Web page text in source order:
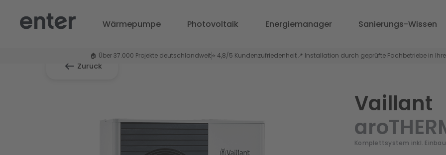
Wärmepumpe Photovoltaik Energiemanager Sanierungs-Wissen
🏠 Über 37.000 Projekte deutschlandweit⭐ 4,8/5 Kundenzufriedenheit 📍 Installation durch geprüfte Fachbetriebe in
Zurück
Vaillant
Komplettsystem inkl. Einbau